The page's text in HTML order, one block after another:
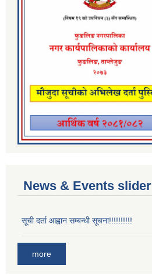
News & Events slider
सूची दर्ता आह्वान सम्बन्धी सूचना!!!!!!!!!!
more